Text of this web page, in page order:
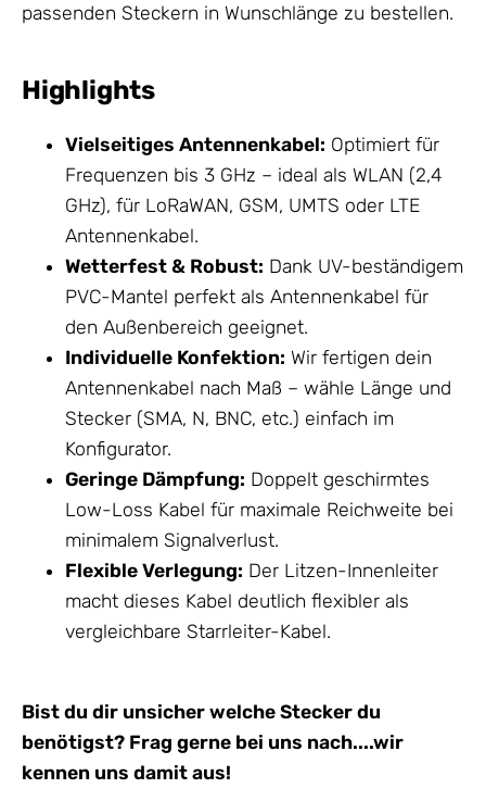
passenden Steckern in Wunschlänge zu bestellen.
Highlights
Vielseitiges Antennenkabel: Optimiert für
Frequenzen bis 3 GHz – ideal als WLAN (2,4
GHz), für LoRaWAN, GSM, UMTS oder LTE
Antennenkabel.
Wetterfest & Robust: Dank UV-beständigem
PVC-Mantel perfekt als Antennenkabel für
den Außenbereich geeignet.
Individuelle Konfektion: Wir fertigen dein
Antennenkabel nach Maß – wähle Länge und
Stecker (SMA, N, BNC, etc.) einfach im
Konfigurator.
Geringe Dämpfung: Doppelt geschirmtes
Low-Loss Kabel für maximale Reichweite bei
minimalem Signalverlust.
Flexible Verlegung: Der Litzen-Innenleiter
macht dieses Kabel deutlich flexibler als
vergleichbare Starrleiter-Kabel.
Bist du dir unsicher welche Stecker du
benötigst? Frag gerne bei uns nach....wir
kennen uns damit aus!